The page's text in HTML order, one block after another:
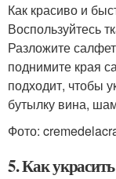
Как красиво и
Воспользуйтесь
Разложите
поднимите края
подходит, чтобы
бутылку вина,
Фото:
5. Как